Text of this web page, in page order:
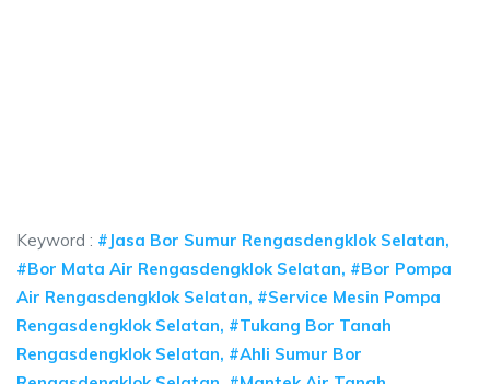
Keyword : #Jasa Bor Sumur Rengasdengklok Selatan,
#Bor Mata Air Rengasdengklok Selatan, #Bor Pompa
Air Rengasdengklok Selatan, #Service Mesin Pompa
Rengasdengklok Selatan, #Tukang Bor Tanah
Rengasdengklok Selatan, #Ahli Sumur Bor